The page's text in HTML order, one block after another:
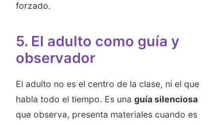
forzado.
5. El adulto como guía y
observador
El adulto no es el centro de la clase, ni el que
habla todo el tiempo. Es una guía silenciosa
que observa, presenta materiales cuando es